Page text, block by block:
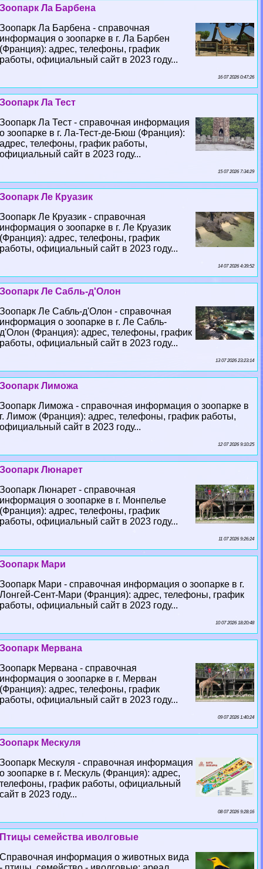
Зоопарк Ла Барбена
Зоопарк Ла Барбена - справочная
информация о зоопарке в г. Ла Барбен
(Франция): адрес, телефоны, график
работы, официальный сайт в 2023 году...
16 07 2026 0:47:26
Зоопарк Ла Тест
Зоопарк Ла Тест - справочная информация
о зоопарке в г. Ла-Тест-де-Бюш (Франция):
адрес, телефоны, график работы,
официальный сайт в 2023 году...
15 07 2026 7:34:29
Зоопарк Ле Круазик
Зоопарк Ле Круазик - справочная
информация о зоопарке в г. Ле Круазик
(Франция): адрес, телефоны, график
работы, официальный сайт в 2023 году...
14 07 2026 4:39:52
Зоопарк Ле Сабль-д'Олон
Зоопарк Ле Сабль-д'Олон - справочная
информация о зоопарке в г. Ле Сабль-
д'Олон (Франция): адрес, телефоны, график
работы, официальный сайт в 2023 году...
13 07 2026 23:23:14
Зоопарк Лиможа
Зоопарк Лиможа - справочная информация о зоопарке в
г. Лимож (Франция): адрес, телефоны, график работы,
официальный сайт в 2023 году...
12 07 2026 9:10:25
Зоопарк Люнарет
Зоопарк Люнарет - справочная
информация о зоопарке в г. Монпелье
(Франция): адрес, телефоны, график
работы, официальный сайт в 2023 году...
11 07 2026 9:26:24
Зоопарк Мари
Зоопарк Мари - справочная информация о зоопарке в г.
Лонгeй-Сент-Мари (Франция): адрес, телефоны, график
работы, официальный сайт в 2023 году...
10 07 2026 18:20:48
Зоопарк Мервана
Зоопарк Мервана - справочная
информация о зоопарке в г. Мерван
(Франция): адрес, телефоны, график
работы, официальный сайт в 2023 году...
09 07 2026 1:40:24
Зоопарк Мескуля
Зоопарк Мескуля - справочная информация
о зоопарке в г. Мескуль (Франция): адрес,
телефоны, график работы, официальный
сайт в 2023 году...
08 07 2026 9:28:16
Птицы семейства иволговые
Справочная информация о животных вида